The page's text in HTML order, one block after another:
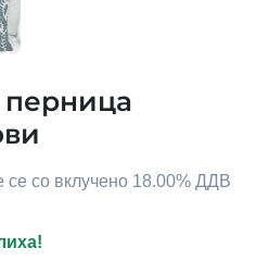
се со вклучено 18.00% ДДВ